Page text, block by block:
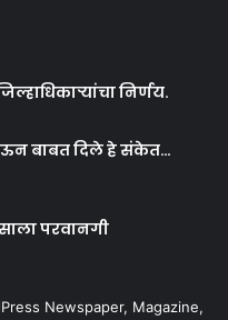
निर्णय.
बाबत दिले हे संकेत…
परवानगी
Newspaper, Magazine,